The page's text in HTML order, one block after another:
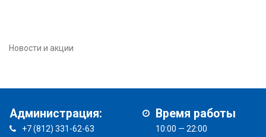
Новости и акции
Администрация:
+7 (812) 331-62-63
Время работы
10:00 — 22:00